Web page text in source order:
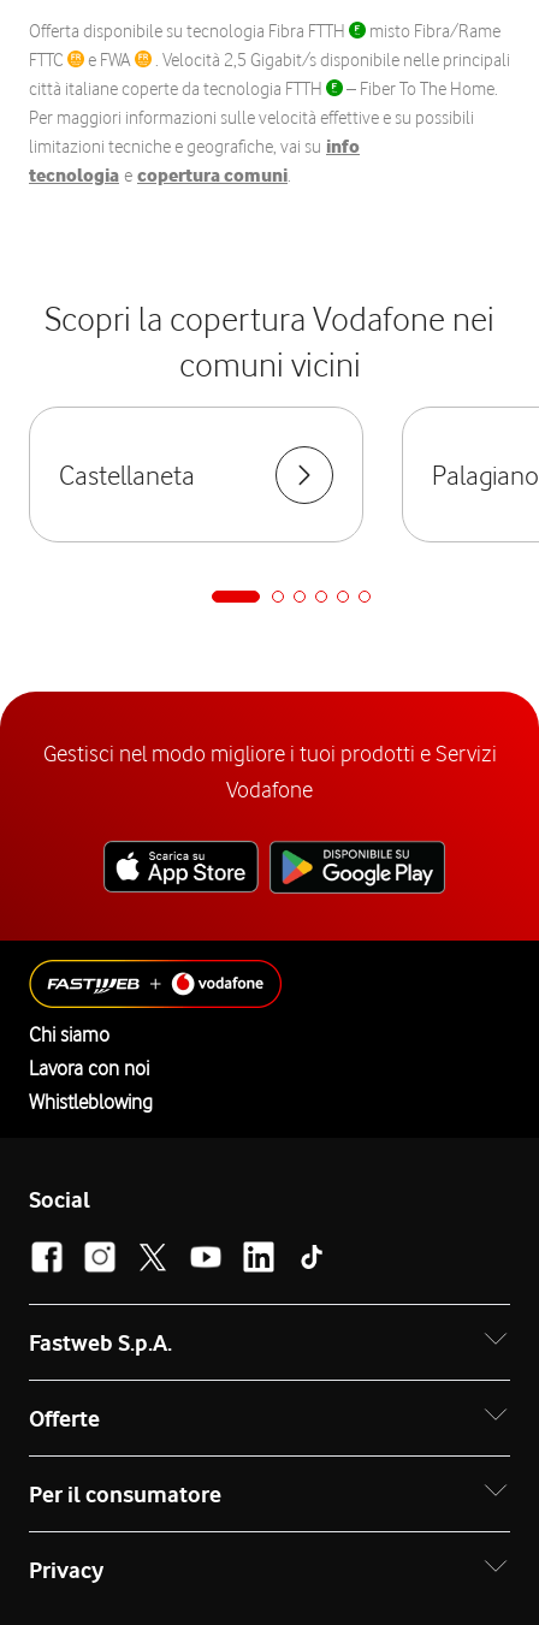
Offerta disponibile su tecnologia Fibra FTTH
misto Fibra/Rame
FTTC
e FWA
. Velocità 2,5 Gigabit/s disponibile nelle principali
città italiane coperte da tecnologia FTTH
– Fiber To The Home.
Per maggiori informazioni sulle velocità effettive e su possibili
limitazioni tecniche e geografiche, vai su info
tecnologia e copertura comuni.
Scopri la copertura Vodafone nei
comuni vicini
Castellaneta Palagiano
Gestisci nel modo migliore i tuoi prodotti e Servizi
Vodafone
Chi siamo
Lavora con noi
Whistleblowing
Social
Fastweb S.p.A.
Offerte
Per il consumatore
Privacy